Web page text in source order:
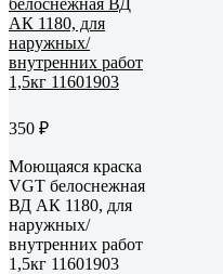
350 ₽
Моющаяся краска
VGT белоснежная
ВД АК 1180, для
наружных/
внутренних работ
1,5кг 11601903